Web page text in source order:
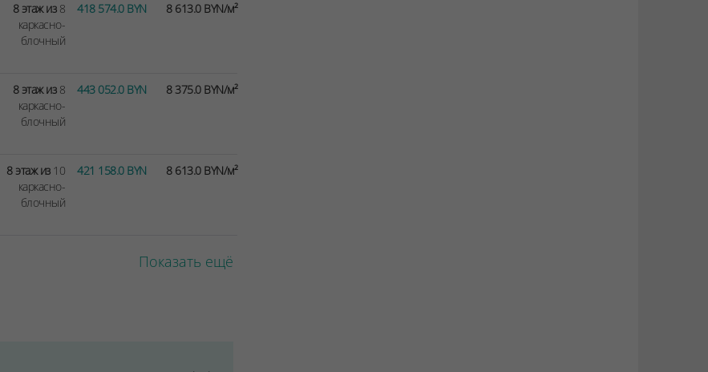
8 этаж из8
каркасно-
блочный
418 574.0 BYN 8 613.0 BYN/м²
8 этаж из8
каркасно-
блочный
443 052.0 BYN 8 375.0 BYN/м²
8 этаж из10
каркасно-
блочный
421 158.0 BYN 8 613.0 BYN/м²
Показать ещё